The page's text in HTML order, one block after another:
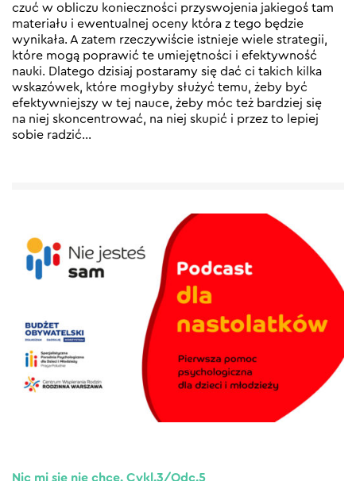
czuć w obliczu konieczności przyswojenia jakiegoś tam
materiału i ewentualnej oceny która z tego będzie
wynikała. A zatem rzeczywiście istnieje wiele strategii,
które mogą poprawić te umiejętności i efektywność
nauki. Dlatego dzisiaj postaramy się dać ci takich kilka
wskazówek, które mogłyby służyć temu, żeby być
efektywniejszy w tej nauce, żeby móc też bardziej się
na niej skoncentrować, na niej skupić i przez to lepiej
sobie radzić…
Nic mi się nie chce. Cykl.3/Odc.5